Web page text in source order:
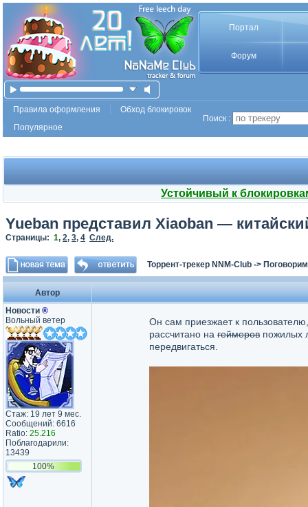
Портал
Форум
Правила оформления
Обход блокировок
Популярное
Поиск :
Устойчивый к
Yueban представил Xiaoban —
Страницы: 1, 2, 3, 4 След.
Торрент-трекер NNM-Club -> Поговорим
Автор
Новости ®
Вольный ветер
Стаж: 19 лет 9 мес.
Сообщений: 6616
Ratio: 25.216
Поблагодарили:
13439
100%
Он сам приезжает к
рассчитано на геймеров пожилых
передвигаться.